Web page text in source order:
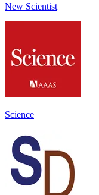
New Scientist
Science